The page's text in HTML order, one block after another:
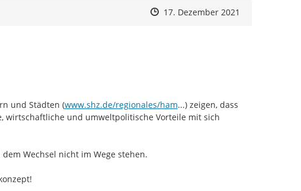
Zeitpunkt des Erstellens
Zeitpunkt des Erstellens
17. Dezember 2021
und Städten (https://
www.shz.de/regionales/hamburg/70-Prozent-der-
...) zeigen, dass
wirtschaftliche und umweltpolitische Vorteile mit sich
Wechsel nicht im Wege stehen.